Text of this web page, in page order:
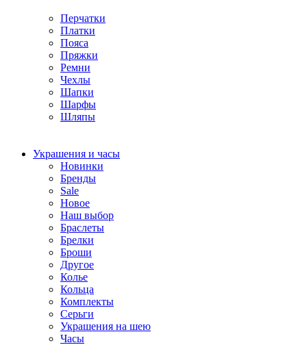
Перчатки
Платки
Пояса
Пряжки
Ремни
Чехлы
Шапки
Шарфы
Шляпы
Украшения и часы
Новинки
Бренды
Sale
Новое
Наш выбор
Браслеты
Брелки
Броши
Другое
Колье
Кольца
Комплекты
Серьги
Украшения на шею
Часы